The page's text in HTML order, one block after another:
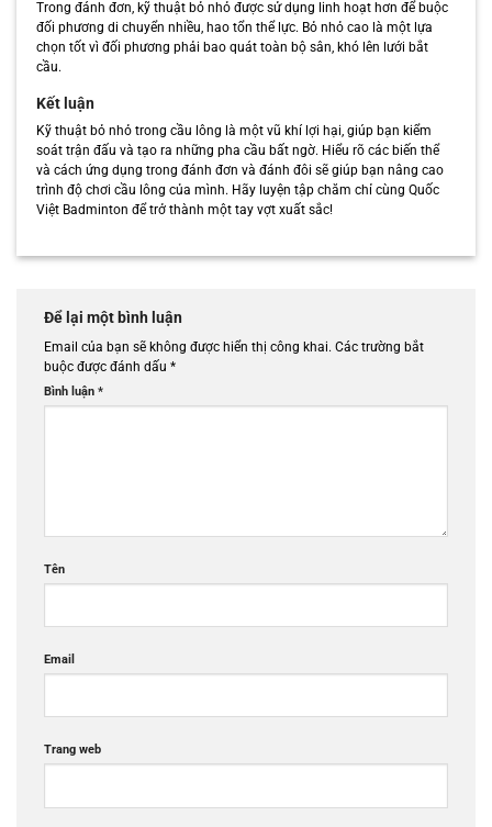
Trong đánh đơn, kỹ thuật bỏ nhỏ được sử dụng linh hoạt hơn để buộc
đối phương di chuyển nhiều, hao tổn thể lực. Bỏ nhỏ cao là một lựa
chọn tốt vì đối phương phải bao quát toàn bộ sân, khó lên lưới bắt
cầu.
Kết luận
Kỹ thuật bỏ nhỏ trong cầu lông là một vũ khí lợi hại, giúp bạn kiểm
soát trận đấu và tạo ra những pha cầu bất ngờ. Hiểu rõ các biến thể
và cách ứng dụng trong đánh đơn và đánh đôi sẽ giúp bạn nâng cao
trình độ chơi cầu lông của mình. Hãy luyện tập chăm chỉ cùng Quốc
Việt Badminton để trở thành một tay vợt xuất sắc!
Để lại một bình luận
Email của bạn sẽ không được hiển thị công khai. Các trường bắt
buộc được đánh dấu *
Bình luận *
Tên
Email
Trang web